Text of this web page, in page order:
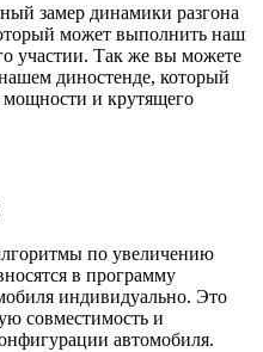
замер динамики разгона
может выполнить наш
участии. Так же вы можете
нашем диностенде, который
и крутящего
по увеличению
в программу
индивидуально. Это
совместимость и
автомобиля.